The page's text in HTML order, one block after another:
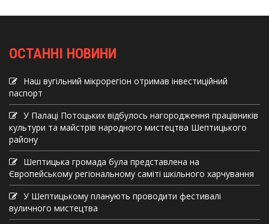
ОСТАННІ НОВИНИ
Наш вугільний мікрорегіон отримав інвеcтиційний
паспорт
У Палаці Потоцьких відбулось нагородження працівників
культури та майстрів народного мистецтва Шептицького
району
Шептицька громада була представлена на
Європейському регіональному саміті шкільного харчування
У Шептицькому планують проводити фестивалі
вуличного мистецтва